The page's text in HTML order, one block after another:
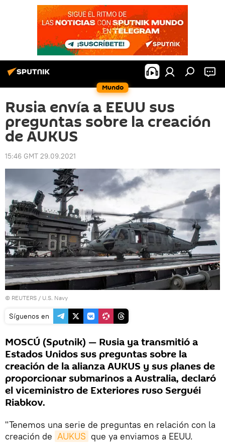
Mundo
Rusia envía a EEUU sus
preguntas sobre la creación
de AUKUS
15:46 GMT 29.09.2021
© REUTERS / U.S. Navy
Síguenos en
MOSCÚ (Sputnik) — Rusia ya transmitió a
Estados Unidos sus preguntas sobre la
creación de la alianza AUKUS y sus planes de
proporcionar submarinos a Australia, declaró
el viceministro de Exteriores ruso Serguéi
Riabkov.
"Tenemos una serie de preguntas en relación con la
creación de AUKUS que ya enviamos a EEUU.